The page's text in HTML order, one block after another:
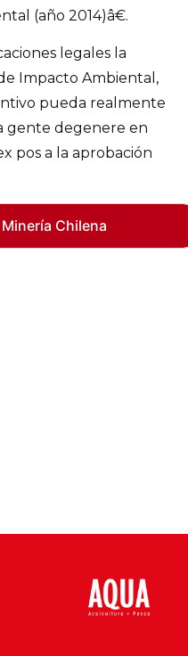
(año 2014)â€.
legales la
Impacto Ambiental,
pueda realmente
gente degenere en
pos a la aprobación
Chilena